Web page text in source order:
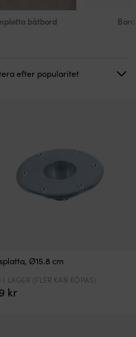
båtbord
Ø15.8 cm
kr
3 I LAGER (FLER KAN KÖPAS)